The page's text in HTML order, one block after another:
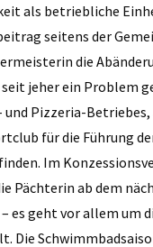
als betriebliche
seitens der
die
jeher ein Problem
und Pizzeria-
für die Führung
Im
Pächterin ab dem
es geht vor allem um
Die